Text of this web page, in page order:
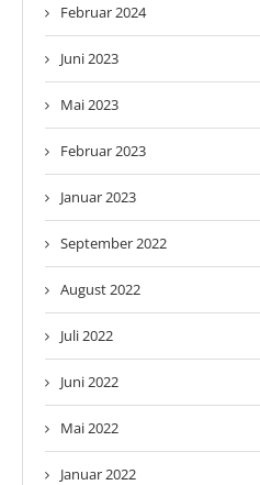
Februar 2024
Juni 2023
Mai 2023
Februar 2023
Januar 2023
September 2022
August 2022
Juli 2022
Juni 2022
Mai 2022
Januar 2022